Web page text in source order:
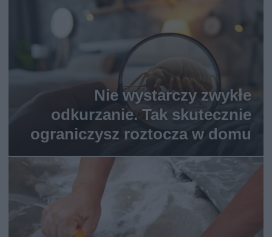
Nie wystarczy zwykłe
odkurzanie. Tak skutecznie
ograniczysz roztocza w domu